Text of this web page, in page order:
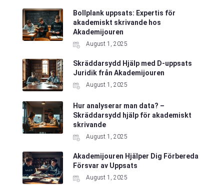
Bollplank uppsats: Expertis för
akademiskt skrivande hos
Akademijouren
August 1, 2025
Skräddarsydd Hjälp med D-uppsats
Juridik från Akademijouren
August 1, 2025
Hur analyserar man data? –
Skräddarsydd hjälp för akademiskt
skrivande
August 1, 2025
Akademijouren Hjälper Dig Förbereda
Försvar av Uppsats
August 1, 2025